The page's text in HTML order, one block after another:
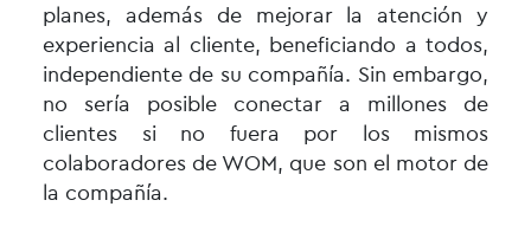
planes, además de mejorar la atención y
experiencia al cliente, beneficiando a todos,
independiente de su compañía. Sin embargo,
no sería posible conectar a millones de
clientes si no fuera por los mismos
colaboradores de WOM, que son el motor de
la compañía.